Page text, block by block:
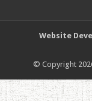
Website
© Copyright